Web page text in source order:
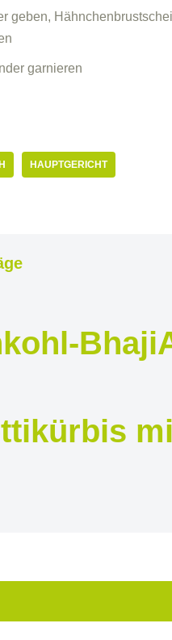
geben,
garnieren
HAUPTGERICHT
Bhaji